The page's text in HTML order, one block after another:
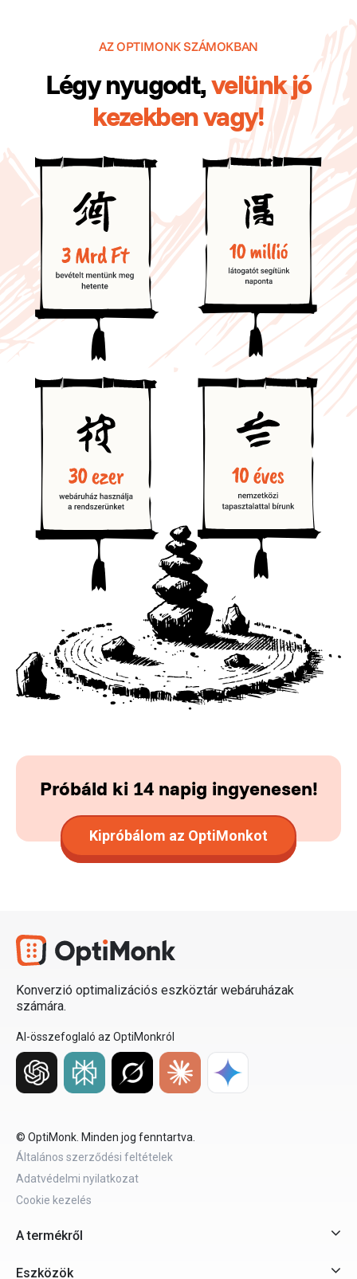
AZ OPTIMONK SZÁMOKBAN
Légy nyugodt,velünk jó
kezekben vagy!
Próbáld ki 14 napig ingyenesen!
Kipróbálom az OptiMonkot
Konverzió optimalizációs eszköztár webáruházak
számára.
AI-összefoglaló az OptiMonkról
© OptiMonk. Minden jog fenntartva.
Általános szerződési feltételek
Adatvédelmi nyilatkozat
Cookie kezelés
A termékről
Eszközök